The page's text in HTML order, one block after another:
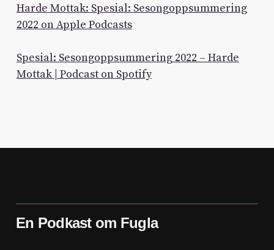
Harde Mottak: Spesial: Sesongoppsummering
2022 on Apple Podcasts
Spesial: Sesongoppsummering 2022 – Harde
Mottak | Podcast on Spotify
En Podkast om Fugla